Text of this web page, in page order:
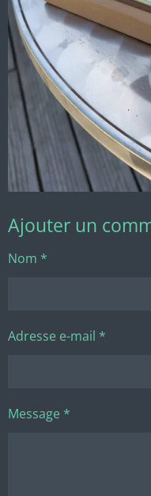
Ajouter un
Nom *
Adresse e-mail *
Message *